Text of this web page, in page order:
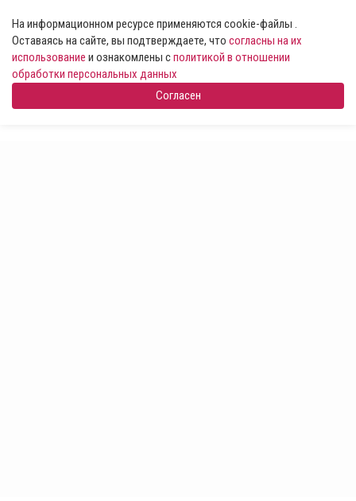
На информационном ресурсе применяются cookie-файлы .
Оставаясь на сайте, вы подтверждаете, что согласны на их
использование и ознакомлены сполитикой в отношении
обработки персональных данных
Согласен